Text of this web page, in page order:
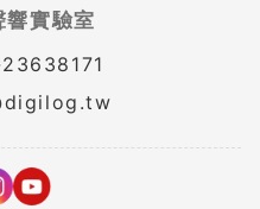
實驗室